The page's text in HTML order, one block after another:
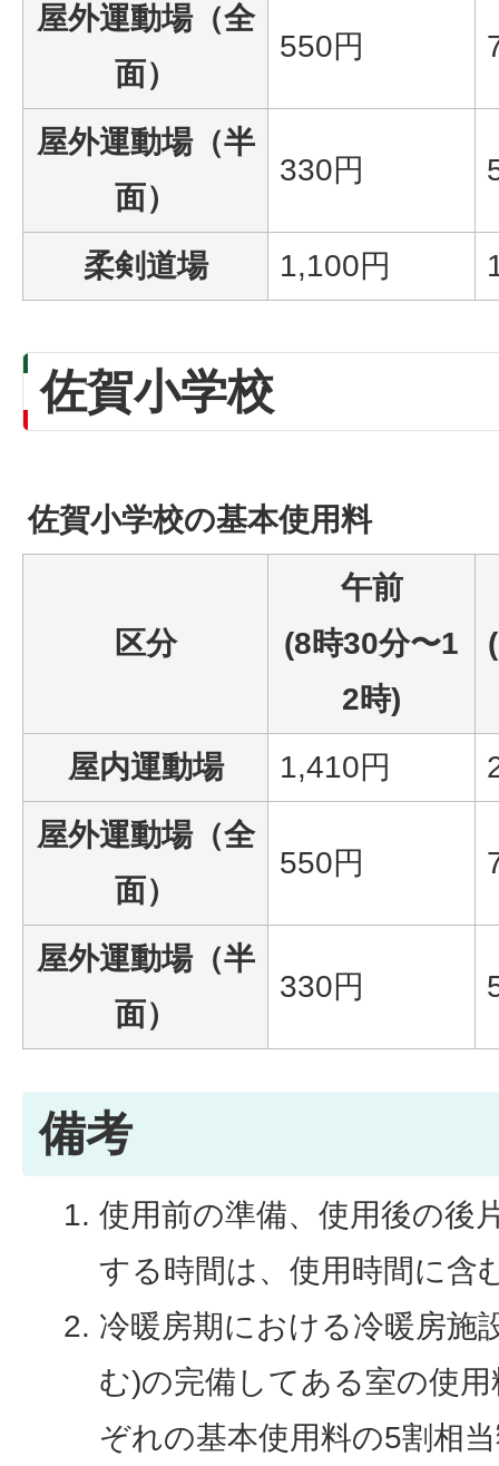
屋外運動場（全
面）
550円
屋外運動場（半
面）
330円
柔剣道場 1,100円
佐賀小学校
佐賀小学校の基本使用料
区分
午前
(8時30分〜1
2時)
屋内運動場 1,410円
屋外運動場（全
面）
550円
屋外運動場（半
面）
330円
備考
使用前の準備、使用後の後
する時間は、使用時間に含
冷暖房期における冷暖房施
む)の完備してある室の使
ぞれの基本使用料の5割相